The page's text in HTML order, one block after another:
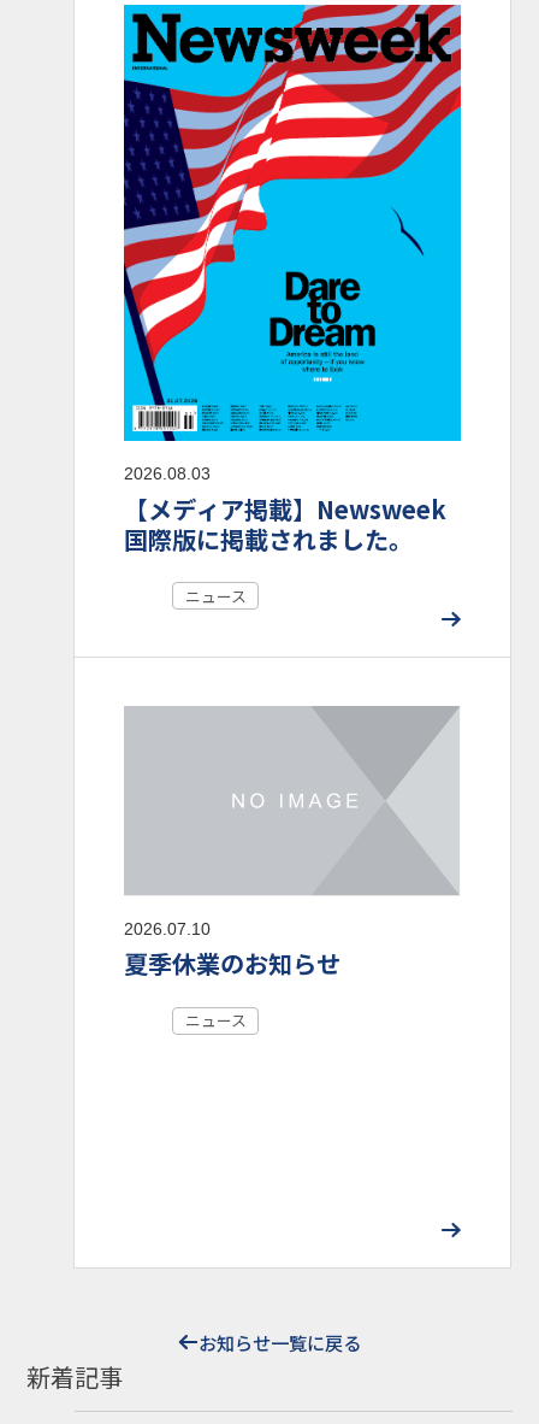
2026.08.03
【メディア掲載】Newsweek
国際版に掲載されました。
ニュース
2026.07.10
夏季休業のお知らせ
ニュース
お知らせ一覧に戻る
新着記事